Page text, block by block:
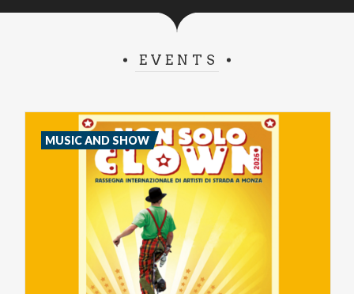
EVENTS
MUSIC AND SHOW